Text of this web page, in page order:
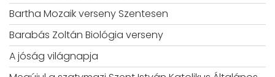
Bartha Mozaik verseny Szentesen
Barabás Zoltán Biológia verseny
A jóság világnapja